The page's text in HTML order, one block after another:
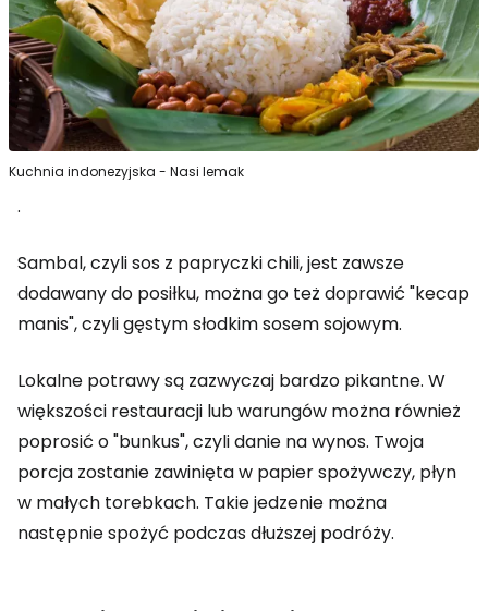
Kuchnia indonezyjska - Nasi lemak
.
Sambal, czyli sos z papryczki chili, jest zawsze
dodawany do posiłku, można go też doprawić "kecap
manis", czyli gęstym słodkim sosem sojowym.
Lokalne potrawy są zazwyczaj bardzo pikantne. W
większości restauracji lub warungów można również
poprosić o "bunkus", czyli danie na wynos. Twoja
porcja zostanie zawinięta w papier spożywczy, płyn
w małych torebkach. Takie jedzenie można
następnie spożyć podczas dłuższej podróży.